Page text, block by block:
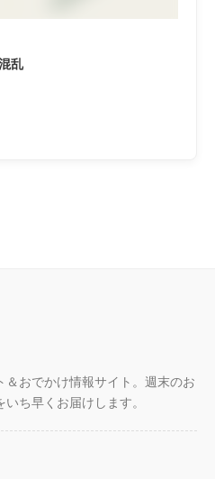
乱
おでかけ情報サイト。週末のお
ち早くお届けします。